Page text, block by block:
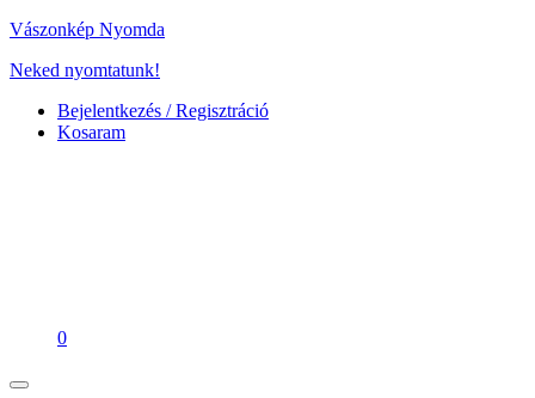
Vászonkép Nyomda
Neked nyomtatunk!
Bejelentkezés / Regisztráció
Kosaram
0